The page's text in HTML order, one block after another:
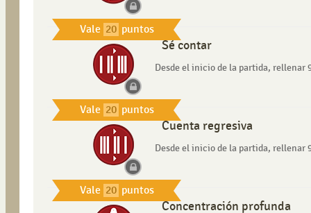
Vale 20 puntos
Vale 20 puntos
Sé contar
Desde el inicio de la partida, rellenar
Vale 20 puntos
Cuenta regresiva
Desde el inicio de la partida, rellenar
Concentración profunda